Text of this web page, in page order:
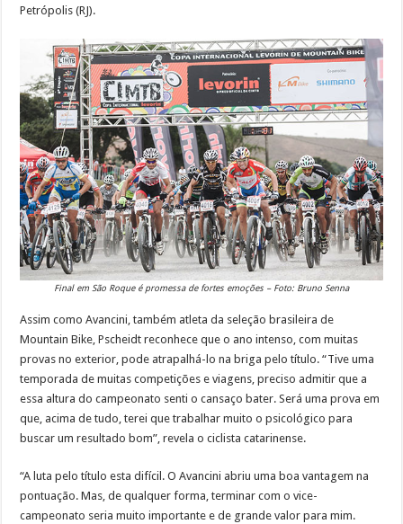
Petrópolis (RJ).
Final em São Roque é promessa de fortes emoções – Foto: Bruno Senna
Assim como Avancini, também atleta da seleção brasileira de
Mountain Bike, Pscheidt reconhece que o ano intenso, com muitas
provas no exterior, pode atrapalhá-lo na briga pelo título. “Tive uma
temporada de muitas competições e viagens, preciso admitir que a
essa altura do campeonato senti o cansaço bater. Será uma prova em
que, acima de tudo, terei que trabalhar muito o psicológico para
buscar um resultado bom”, revela o ciclista catarinense.
“A luta pelo título esta difícil. O Avancini abriu uma boa vantagem na
pontuação. Mas, de qualquer forma, terminar com o vice-
campeonato seria muito importante e de grande valor para mim.